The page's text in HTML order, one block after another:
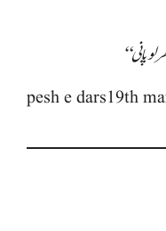
pesh e dars19th